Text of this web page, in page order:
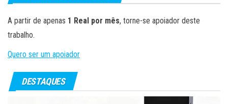
A partir de apenas 1 Real por mês, torne-se apoiador deste
trabalho.
Quero ser um apoiador
DESTAQUES